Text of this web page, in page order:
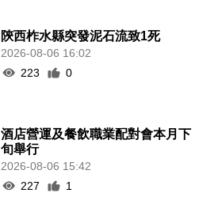
陝西柞水縣突發泥石流致1死
2026-08-06 16:02
223
0
酒店營運及餐飲職業配對會本月下
旬舉行
2026-08-06 15:42
227
1